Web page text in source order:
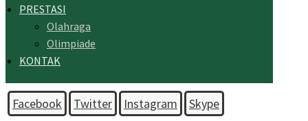
PRESTASI
Olahraga
Olimpiade
KONTAK
Facebook Twitter Instagram Skype